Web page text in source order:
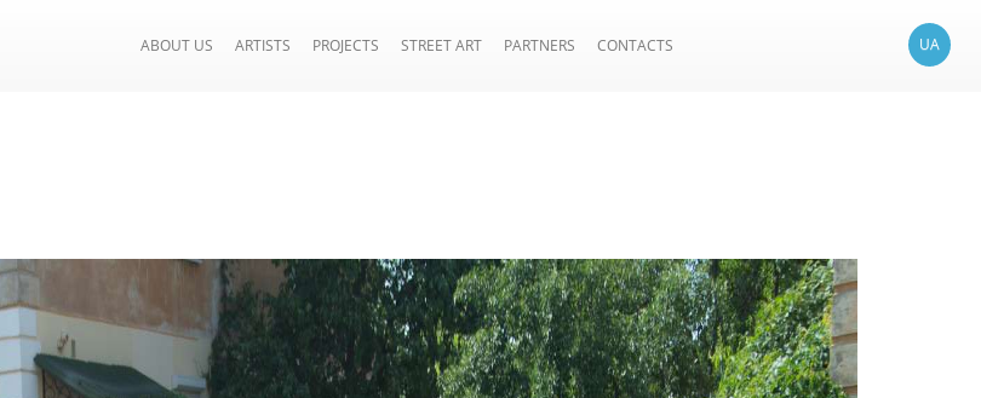
ABOUT US ARTISTS PROJECTS STREET ART PARTNERS CONTACTS UA